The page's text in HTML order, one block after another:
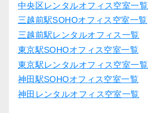
中央区レンタルオフィス空室一覧
三越前駅SOHOオフィス空室一覧
三越前駅レンタルオフィス一覧
東京駅SOHOオフィス空室一覧
東京駅レンタルオフィス空室一覧
神田駅SOHOオフィス空室一覧
神田レンタルオフィス空室一覧